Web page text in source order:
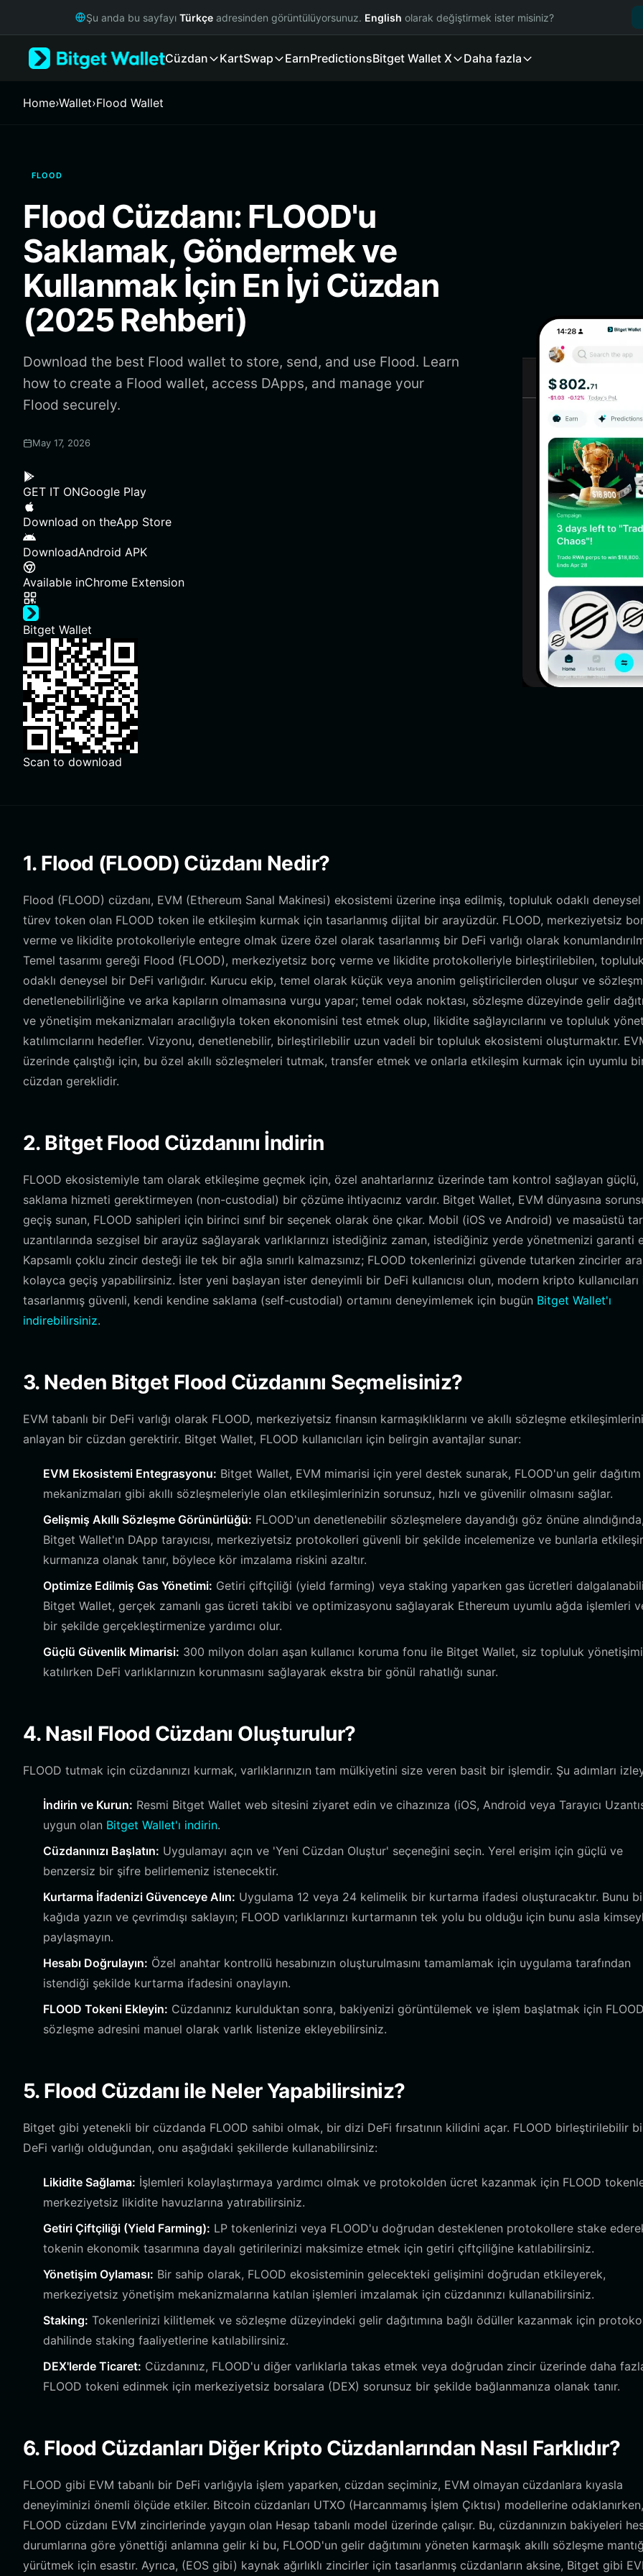
Русский
Italiano
繁體中文
Bahasa Indonesia
ภาษาไทย
Español
Português (Brasil)
Español (Argentina)
Şu anda bu sayfayı Türkçe adresinden görüntülüyorsunuz. English olarak değiştirmek ister misiniz?
Cüzdan KartSwap EarnPredictionsBitget Wallet X Daha fazla
Home›Wallet›Flood Wallet
FLOOD
Flood Cüzdanı: FLOOD'u
Saklamak, Göndermek ve
Kullanmak İçin En İyi Cüzdan
(2025 Rehberi)
Download the best Flood wallet to store, send, and use Flood. Learn
how to create a Flood wallet, access DApps, and manage your
Flood securely.
May 17, 2026
GET IT ONGoogle Play
Download on theApp Store
DownloadAndroid APK
Available inChrome Extension
Bitget Wallet
Scan to download
1. Flood (FLOOD) Cüzdanı Nedir?
Flood (FLOOD) cüzdanı, EVM (Ethereum Sanal Makinesi) ekosistemi üzerine inşa edilmiş, topluluk odaklı
türev token olan FLOOD token ile etkileşim kurmak için tasarlanmış dijital bir arayüzdür. FLOOD, merkeziyetsiz
verme ve likidite protokolleriyle entegre olmak üzere özel olarak tasarlanmış bir DeFi varlığı olarak
Temel tasarımı gereği Flood (FLOOD), merkeziyetsiz borç verme ve likidite protokolleriyle birleştirilebilen,
odaklı deneysel bir DeFi varlığıdır. Kurucu ekip, temel olarak küçük veya anonim geliştiricilerden oluşur ve
denetlenebilirliğine ve arka kapıların olmamasına vurgu yapar; temel odak noktası, sözleşme düzeyinde gelir
ve yönetişim mekanizmaları aracılığıyla token ekonomisini test etmek olup, likidite sağlayıcılarını ve topluluk
katılımcılarını hedefler. Vizyonu, denetlenebilir, birleştirilebilir uzun vadeli bir topluluk ekosistemi oluşturmaktır.
üzerinde çalıştığı için, bu özel akıllı sözleşmeleri tutmak, transfer etmek ve onlarla etkileşim kurmak için uyumlu
cüzdan gereklidir.
2. Bitget Flood Cüzdanını İndirin
FLOOD ekosistemiyle tam olarak etkileşime geçmek için, özel anahtarlarınız üzerinde tam kontrol sağlayan güçlü,
saklama hizmeti gerektirmeyen (non-custodial) bir çözüme ihtiyacınız vardır. Bitget Wallet, EVM dünyasına
geçiş sunan, FLOOD sahipleri için birinci sınıf bir seçenek olarak öne çıkar. Mobil (iOS ve Android) ve masaüstü
uzantılarında sezgisel bir arayüz sağlayarak varlıklarınızı istediğiniz zaman, istediğiniz yerde yönetmenizi garanti
Kapsamlı çoklu zincir desteği ile tek bir ağla sınırlı kalmazsınız; FLOOD tokenlerinizi güvende tutarken zincirler
kolayca geçiş yapabilirsiniz. İster yeni başlayan ister deneyimli bir DeFi kullanıcısı olun, modern kripto kullanıcıları
tasarlanmış güvenli, kendi kendine saklama (self-custodial) ortamını deneyimlemek için bugün Bitget Wallet'ı
indirebilirsiniz.
3. Neden Bitget Flood Cüzdanını Seçmelisiniz?
EVM tabanlı bir DeFi varlığı olarak FLOOD, merkeziyetsiz finansın karmaşıklıklarını ve akıllı sözleşme etkileşimlerini
anlayan bir cüzdan gerektirir. Bitget Wallet, FLOOD kullanıcıları için belirgin avantajlar sunar:
EVM Ekosistemi Entegrasyonu: Bitget Wallet, EVM mimarisi için yerel destek sunarak, FLOOD'un gelir dağıtım
mekanizmaları gibi akıllı sözleşmeleriyle olan etkileşimlerinizin sorunsuz, hızlı ve güvenilir olmasını sağlar.
Gelişmiş Akıllı Sözleşme Görünürlüğü: FLOOD'un denetlenebilir sözleşmelere dayandığı göz önüne alındığında,
Bitget Wallet'ın DApp tarayıcısı, merkeziyetsiz protokolleri güvenli bir şekilde incelemenize ve bunlarla
kurmanıza olanak tanır, böylece kör imzalama riskini azaltır.
Optimize Edilmiş Gas Yönetimi: Getiri çiftçiliği (yield farming) veya staking yaparken gas ücretleri
Bitget Wallet, gerçek zamanlı gas ücreti takibi ve optimizasyonu sağlayarak Ethereum uyumlu ağda işlemleri
bir şekilde gerçekleştirmenize yardımcı olur.
Güçlü Güvenlik Mimarisi: 300 milyon doları aşan kullanıcı koruma fonu ile Bitget Wallet, siz topluluk
katılırken DeFi varlıklarınızın korunmasını sağlayarak ekstra bir gönül rahatlığı sunar.
4. Nasıl Flood Cüzdanı Oluşturulur?
FLOOD tutmak için cüzdanınızı kurmak, varlıklarınızın tam mülkiyetini size veren basit bir işlemdir. Şu adımları
İndirin ve Kurun: Resmi Bitget Wallet web sitesini ziyaret edin ve cihazınıza (iOS, Android veya Tarayıcı
uygun olan Bitget Wallet'ı indirin.
Cüzdanınızı Başlatın: Uygulamayı açın ve 'Yeni Cüzdan Oluştur' seçeneğini seçin. Yerel erişim için güçlü ve
benzersiz bir şifre belirlemeniz istenecektir.
Kurtarma İfadenizi Güvenceye Alın: Uygulama 12 veya 24 kelimelik bir kurtarma ifadesi oluşturacaktır. Bunu
kağıda yazın ve çevrimdışı saklayın; FLOOD varlıklarınızı kurtarmanın tek yolu bu olduğu için bunu asla
paylaşmayın.
Hesabı Doğrulayın: Özel anahtar kontrollü hesabınızın oluşturulmasını tamamlamak için uygulama tarafından
istendiği şekilde kurtarma ifadesini onaylayın.
FLOOD Tokeni Ekleyin: Cüzdanınız kurulduktan sonra, bakiyenizi görüntülemek ve işlem başlatmak için FLOOD
sözleşme adresini manuel olarak varlık listenize ekleyebilirsiniz.
5. Flood Cüzdanı ile Neler Yapabilirsiniz?
Bitget gibi yetenekli bir cüzdanda FLOOD sahibi olmak, bir dizi DeFi fırsatının kilidini açar. FLOOD birleştirilebilir
DeFi varlığı olduğundan, onu aşağıdaki şekillerde kullanabilirsiniz:
Likidite Sağlama: İşlemleri kolaylaştırmaya yardımcı olmak ve protokolden ücret kazanmak için FLOOD
merkeziyetsiz likidite havuzlarına yatırabilirsiniz.
Getiri Çiftçiliği (Yield Farming): LP tokenlerinizi veya FLOOD'u doğrudan desteklenen protokollere stake
tokenin ekonomik tasarımına dayalı getirilerinizi maksimize etmek için getiri çiftçiliğine katılabilirsiniz.
Yönetişim Oylaması: Bir sahip olarak, FLOOD ekosisteminin gelecekteki gelişimini doğrudan etkileyerek,
merkeziyetsiz yönetişim mekanizmalarına katılan işlemleri imzalamak için cüzdanınızı kullanabilirsiniz.
Staking: Tokenlerinizi kilitlemek ve sözleşme düzeyindeki gelir dağıtımına bağlı ödüller kazanmak için
dahilinde staking faaliyetlerine katılabilirsiniz.
DEX'lerde Ticaret: Cüzdanınız, FLOOD'u diğer varlıklarla takas etmek veya doğrudan zincir üzerinde daha
FLOOD tokeni edinmek için merkeziyetsiz borsalara (DEX) sorunsuz bir şekilde bağlanmanıza olanak tanır.
6. Flood Cüzdanları Diğer Kripto Cüzdanlarından Nasıl Farklıdır?
FLOOD gibi EVM tabanlı bir DeFi varlığıyla işlem yaparken, cüzdan seçiminiz, EVM olmayan cüzdanlara kıyasla
deneyiminizi önemli ölçüde etkiler. Bitcoin cüzdanları UTXO (Harcanmamış İşlem Çıktısı) modellerine odaklanırken,
FLOOD cüzdanı EVM zincirlerinde yaygın olan Hesap tabanlı model üzerinde çalışır. Bu, cüzdanınızın bakiyeleri
durumlarına göre yönettiği anlamına gelir ki bu, FLOOD'un gelir dağıtımını yöneten karmaşık akıllı sözleşme
yürütmek için esastır. Ayrıca, (EOS gibi) kaynak ağırlıklı zincirler için tasarlanmış cüzdanların aksine, Bitget gibi